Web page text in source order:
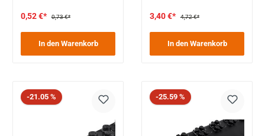
0,52 €* 0,73 €*
In den Warenkorb
3,40 €* 4,72 €*
In den Warenkorb
Rabatt
-21.05 % Rabatt
-25.59 %